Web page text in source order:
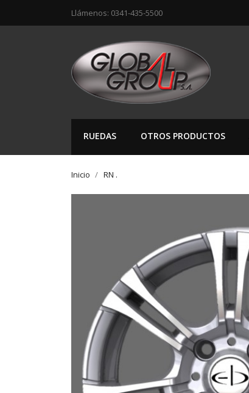
Llámenos: 0341-435-5500
RUEDAS OTROS PRODUCTOS
Inicio RN .